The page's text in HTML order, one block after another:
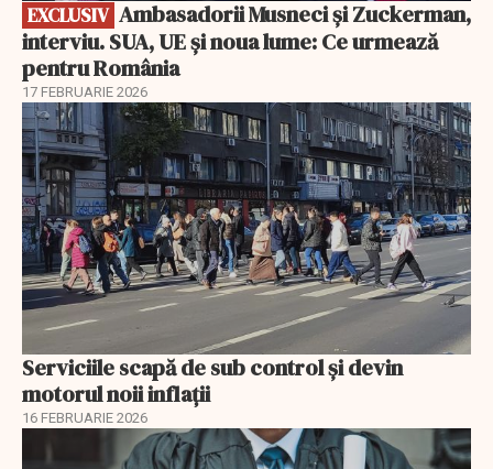
EXCLUSIV
interviu. SUA, UE și noua lume: Ce urmează
pentru România
17 FEBRUARIE 2026
Serviciile scapă de sub control și devin
motorul noii inflații
16 FEBRUARIE 2026